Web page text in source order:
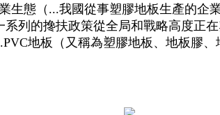
生態（...我國從事塑膠地板生產的
列的搀扶政策從全局和戰略高度正
地板（又稱為塑膠地板、地板膠